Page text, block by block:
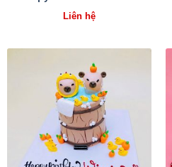
Liên hệ